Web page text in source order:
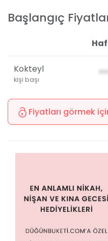
Başlangıç
Kokteyl
kişi başı
Fiyatları görmek